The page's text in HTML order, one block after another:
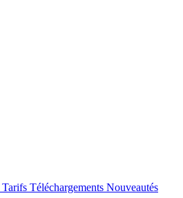
Tarifs Téléchargements Nouveautés